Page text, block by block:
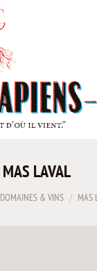
MAS LAVAL
DOMAINES & VINS MAS